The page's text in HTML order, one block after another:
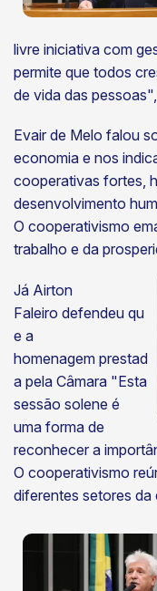
livre iniciativa com
permite que todos
de vida das
Evair de Melo falou
economia e nos
cooperativas fortes,
desenvolvimento
O cooperativismo
trabalho e da
Já Airton
Faleiro defendeu qu
e a
homenagem prestad
a pela Câmara "Esta
sessão solene é
uma forma de
reconhecer a
O cooperativismo
diferentes setores